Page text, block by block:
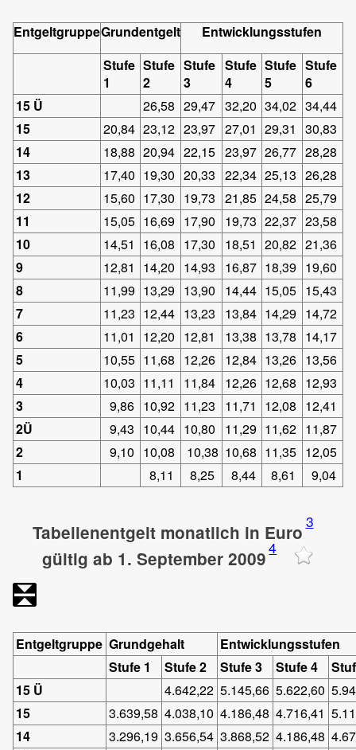
EntgeltgruppeGrundentgelt
Entwicklungsstufen
Stufe
1
Stufe
2
Stufe
3
Stufe
4
Stufe
5
Stufe
6
15 Ü
26,58 29,47 32,20 34,02 34,44
15
20,84 23,12 23,97 27,01 29,31
30,83
14
18,88 20,94 22,15 23,97 26,77 28,28
13
17,40 19,30 20,33 22,34 25,13 26,28
12
15,60 17,30 19,73 21,85 24,58 25,79
11
15,05 16,69 17,90 19,73 22,37 23,58
10
14,51 16,08 17,30 18,51 20,82 21,36
9
12,81 14,20 14,93 16,87 18,39 19,60
8
11,99 13,29 13,90 14,44 15,05 15,43
7
11,23 12,44 13,23 13,84 14,29 14,72
6
11,01 12,20 12,81 13,38 13,78 14,17
5
10,55 11,68 12,26 12,84 13,26 13,56
4
10,03 11,11 11,84 12,26 12,68 12,93
3
9,86 10,92 11,23 11,71 12,08 12,41
2Ü
9,43 10,44 10,80 11,29 11,62 11,87
2
9,10 10,08 10,38 10,68 11,35 12,05
1
8,11 8,25 8,44 8,61 9,04
Tabellenentgelt monatlich in Euro 3
gültig ab 1. September 20094
Entgeltgruppe Grundgehalt
Entwicklungsstufen
Stufe 1
Stufe 2 Stufe 3 Stufe 4
15 Ü
4.642,22 5.145,66 5.622,60
15
3.639,58 4.038,10 4.186,48 4.716,41
14
3.296,19 3.656,54 3.868,52 4.186,48